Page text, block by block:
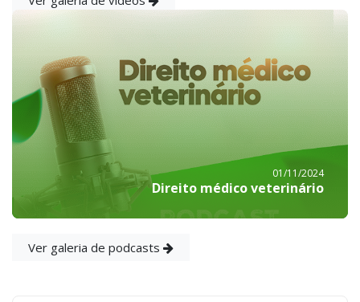
01/11/2024
Direito médico veterinário
Ver galeria de podcasts